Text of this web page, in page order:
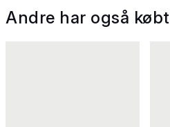
Andre har også købt